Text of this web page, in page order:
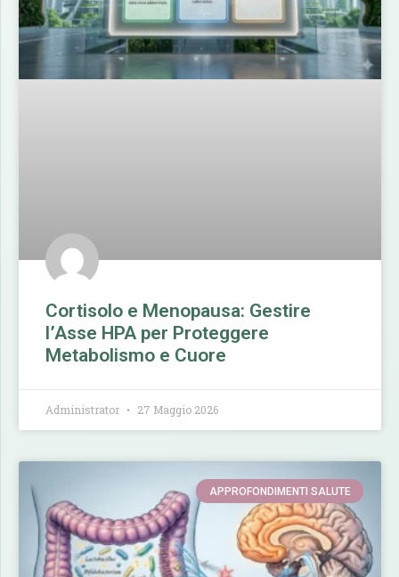
Cortisolo e Menopausa: Gestire
l’Asse HPA per Proteggere
Metabolismo e Cuore
Administrator 27 Maggio 2026
APPROFONDIMENTI SALUTE